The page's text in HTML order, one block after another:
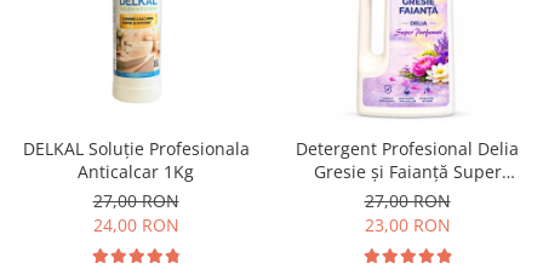
DELKAL Soluție Profesionala
Anticalcar 1Kg
27,00 RON
24,00 RON
Detergent Profesional Delia
Gresie și Faianță Super
Parfumat 1L
27,00 RON
23,00 RON